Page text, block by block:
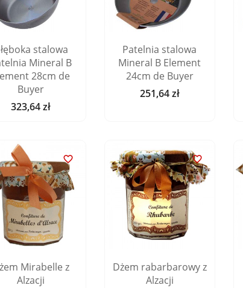
stalowa
Mineral B
28cm de
Buyer
Cena
323,64 zł
Patelnia stalowa
Mineral B Element
24cm de Buyer
Cena
251,64 zł

Mirabelle z
Alzacji

Dżem rabarbarowy z
Alzacji